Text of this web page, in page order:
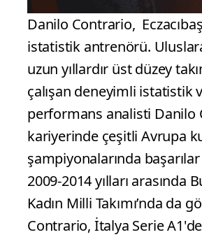
Danilo Contrario,
istatistik antrenörü.
uzun yıllardır üst düzey
çalışan deneyimli istatistik
performans analisti Danilo
kariyerinde çeşitli Avrupa
şampiyonalarında
2009-2014 yılları arasında
Kadın Milli Takımı’nda da
Contrario, İtalya Serie